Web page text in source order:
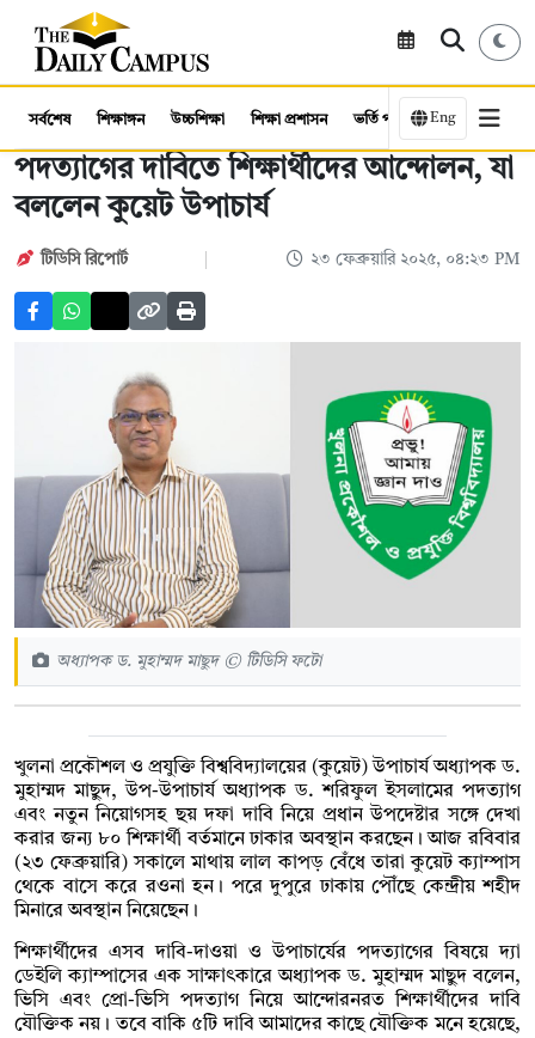
সর্বশেষ শিক্ষাঙ্গন উচ্চশিক্ষা শিক্ষা প্রশাসন ভর্তি পরীক্ষা কর্মসংস্থান
Eng
পদত্যাগের দাবিতে শিক্ষার্থীদের আন্দোলন, যা
বললেন কুয়েট উপাচার্য
টিডিসি রিপোর্ট ২৩ ফেব্রুয়ারি ২০২৫, ০৪:২৩ PM
অধ্যাপক ড. মুহাম্মদ মাছুদ © টিডিসি ফটো
খুলনা প্রকৌশল ও প্রযুক্তি বিশ্ববিদ্যালয়ের (কুয়েট) উপাচার্য অধ্যাপক ড.
মুহাম্মদ মাছুদ, উপ-উপাচার্য অধ্যাপক ড. শরিফুল ইসলামের পদত্যাগ
এবং নতুন নিয়োগসহ ছয় দফা দাবি নিয়ে প্রধান উপদেষ্টার সঙ্গে দেখা
করার জন্য ৮০ শিক্ষার্থী বর্তমানে ঢাকার অবস্থান করছেন। আজ রবিবার
(২৩ ফেব্রুয়ারি) সকালে মাথায় লাল কাপড় বেঁধে তারা কুয়েট ক্যাম্পাস
থেকে বাসে করে রওনা হন। পরে দুপুরে ঢাকায় পৌঁছে কেন্দ্রীয় শহীদ
মিনারে অবস্থান নিয়েছেন।
শিক্ষার্থীদের এসব দাবি-দাওয়া ও উপাচার্যের পদত্যাগের বিষয়ে দ্যা
ডেইলি ক্যাম্পাসের এক সাক্ষাৎকারে অধ্যাপক ড. মুহাম্মদ মাছুদ বলেন,
ভিসি এবং প্রো-ভিসি পদত্যাগ নিয়ে আন্দোরনরত শিক্ষার্থীদের দাবি
যৌক্তিক নয়। তবে বাকি ৫টি দাবি আমাদের কাছে যৌক্তিক মনে হয়েছে,